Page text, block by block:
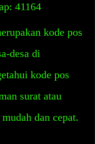
41164
kode pos
desa di
kode pos
surat atau
dan cepat.